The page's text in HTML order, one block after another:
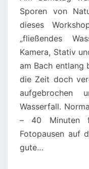
Sporen von
dieses
„fließendes
Kamera, Stativ
am Bach entlang
die Zeit doch
Wasserfall.
– 40 Minuten
Fotopausen auf
gute…